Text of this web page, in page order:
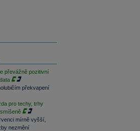
převážně pozitivní
překvapení
pro techy, trhy
smíšeně
mírně vyšší,
nezmění